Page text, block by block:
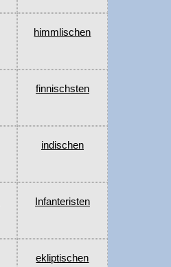
himmlischen
finnischsten
indischen
Infanteristen
ekliptischen